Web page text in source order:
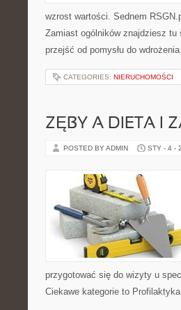
wzrost wartości. Sednem
Zamiast ogólników znajdziesz
przejść od pomysłu do
CATEGORIES: NIERUCHOMOŚCI
ZĘBY A DIETA I
POSTED BY ADMIN STY - 4 -
przygotować się do wizyty u
Ciekawe kategorie to